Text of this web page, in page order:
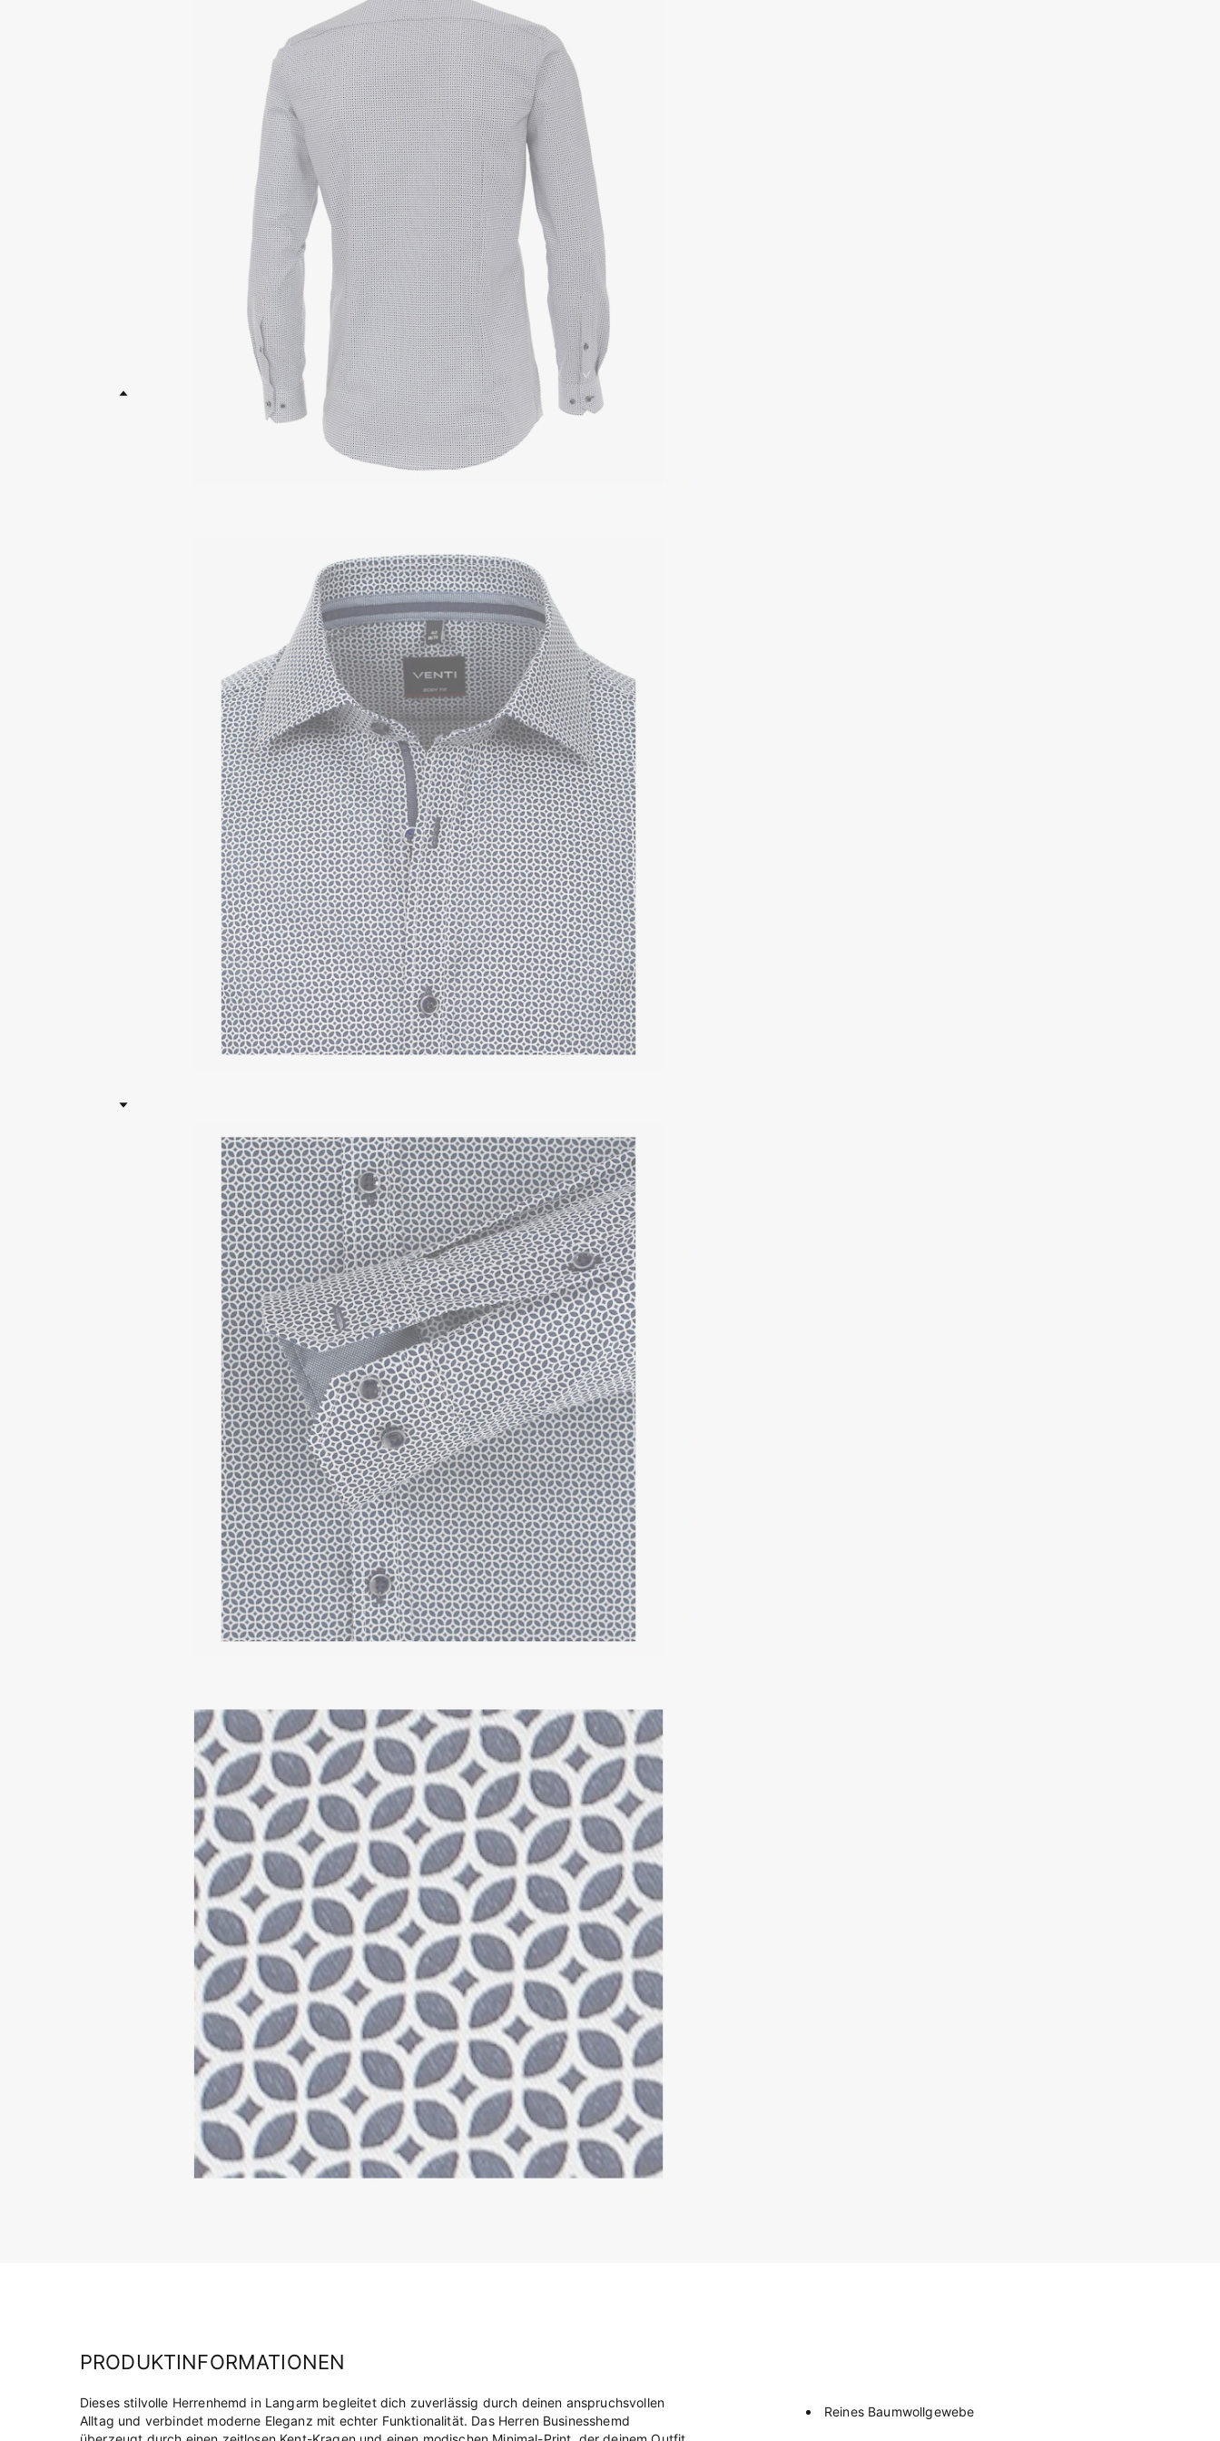
PRODUKTINFORMATIONEN
Dieses stilvolle Herrenhemd in Langarm begleitet dich zuverlässig durch deinen anspruchsvollen
Alltag und verbindet moderne Eleganz mit echter Funktionalität. Das Herren Businesshemd
Reines Baumwollgewebe